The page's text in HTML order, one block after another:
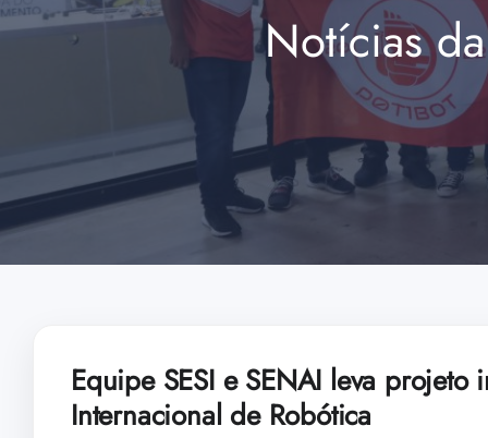
Notícias
Equipe SESI e SENAI leva
Internacional de Robótica